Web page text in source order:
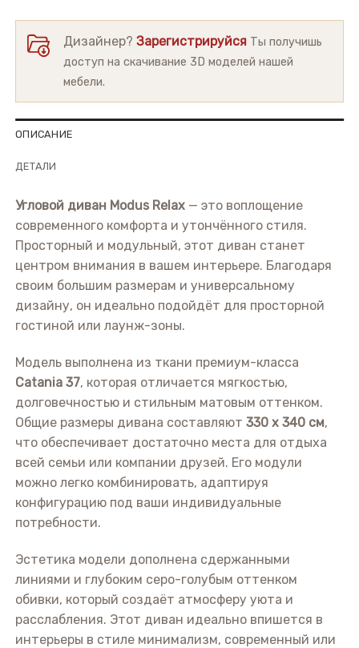
Дизайнер?Зарегистрируйся Ты получишь
доступ на скачивание 3D моделей нашей
мебели.
ОПИСАНИЕ
ДЕТАЛИ
Угловой диван Modus Relax — это воплощение
современного комфорта и утончённого стиля.
Просторный и модульный, этот диван станет
центром внимания в вашем интерьере. Благодаря
своим большим размерам и универсальному
дизайну, он идеально подойдёт для просторной
гостиной или лаунж-зоны.
Модель выполнена из ткани премиум-класса
Catania 37, которая отличается мягкостью,
долговечностью и стильным матовым оттенком.
Общие размеры дивана составляют330 x 340 см,
что обеспечивает достаточно места для отдыха
всей семьи или компании друзей. Его модули
можно легко комбинировать, адаптируя
конфигурацию под ваши индивидуальные
потребности.
Эстетика модели дополнена сдержанными
линиями и глубоким серо-голубым оттенком
обивки, который создаёт атмосферу уюта и
расслабления. Этот диван идеально впишется в
интерьеры в стиле минимализм, современный или